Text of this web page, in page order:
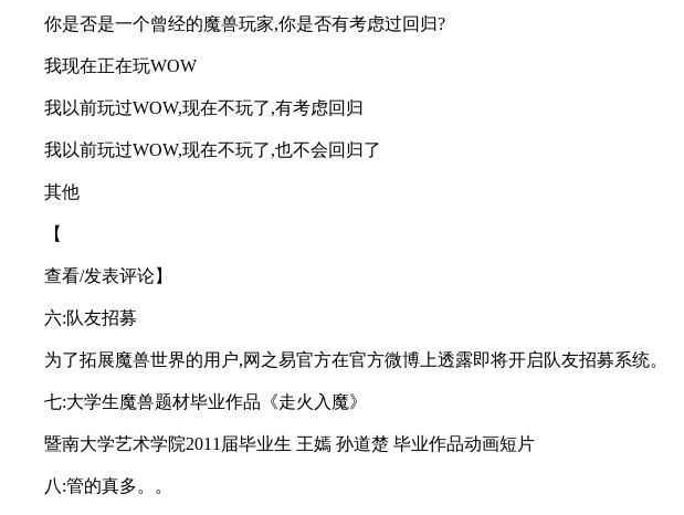
你是否是一个曾经的魔兽玩家,你是否有考虑过回归?
我现在正在玩WOW
我以前玩过WOW,现在不玩了,有考虑回归
我以前玩过WOW,现在不玩了,也不会回归了
其他
【
查看/发表评论】
六:队友招募
为了拓展魔兽世界的用户,网之易官方在官方微博上透露即将开启队友招募系统。
七:大学生魔兽题材毕业作品《走火入魔》
暨南大学艺术学院2011届毕业生 王嫣 孙道楚 毕业作品动画短片
八:管的真多。。